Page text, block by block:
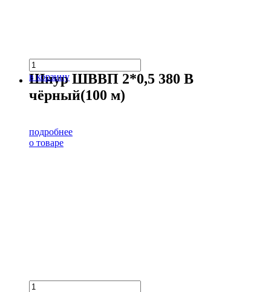
в корзину
Шнур ШВВП 2*0,5 380 В
чёрный(100 м)
подробнее
о товаре